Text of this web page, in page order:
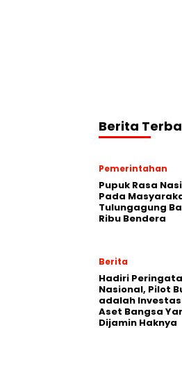
Berita
Pemerintahan
Pupuk Rasa
Pada
Tulungagung
Ribu Bendera
Berita
Hadiri
Nasional, Pilot
adalah
Aset Bangsa
Dijamin Haknya